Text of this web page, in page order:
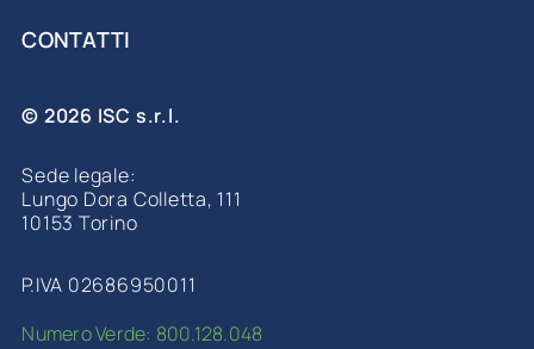
CONTATTI
© 2026 ISC s.r.l.
Sede legale:
Lungo Dora Colletta, 111
10153 Torino
P.IVA 02686950011
Numero Verde: 800.128.048